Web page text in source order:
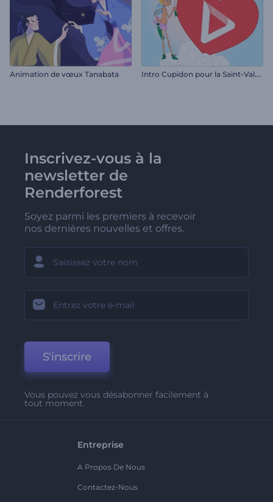
Animation de vœux Tanabata I
ntro Cupidon pour la Saint-Valentin
Inscrivez-vous à la
newsletter de
Renderforest
Soyez parmi les premiers à recevoir
nos dernières nouvelles et offres.
S'inscrire
Vous pouvez vous désabonner facilement à
tout moment.
Entreprise
A Propos De Nous
Contactez-Nous